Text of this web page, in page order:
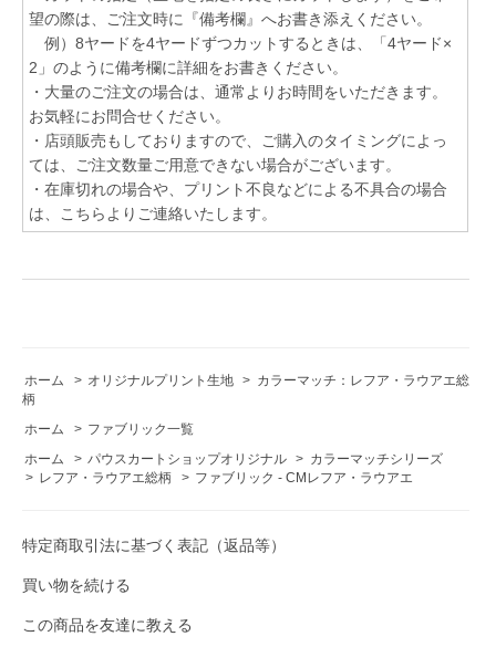
望の際は、ご注文時に『備考欄』へお書き添えください。
例）8ヤードを4ヤードずつカットするときは、「4ヤード×
2」のように備考欄に詳細をお書きください。
・大量のご注文の場合は、通常よりお時間をいただきます。
お気軽にお問合せください。
・店頭販売もしておりますので、ご購入のタイミングによっ
ては、ご注文数量ご用意できない場合がございます。
・在庫切れの場合や、プリント不良などによる不具合の場合
は、こちらよりご連絡いたします。
ホーム > オリジナルプリント生地 > カラーマッチ：レフア・ラウアエ総
柄
ホーム
> ファブリック一覧
ホーム
> パウスカートショップオリジナル > カラーマッチシリーズ
> レフア・ラウアエ総柄 > ファブリック - CMレフア・ラウアエ
特定商取引法に基づく表記（返品等）
買い物を続ける
この商品を友達に教える